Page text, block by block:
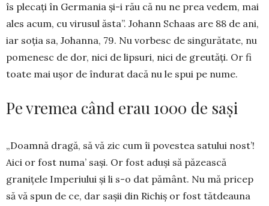
îs plecați în Germania și-i rău că nu ne prea vedem, mai
ales acum, cu virusul ăsta”. Johann Schaas are 88 de ani,
iar soția sa, Jo­hanna, 79. Nu vorbesc de singurătate, nu
po­menesc de dor, nici de lipsuri, nici de greutăți. Or fi
toate mai ușor de îndurat dacă nu le spui pe nume.
Pe vremea când erau 1000 de sași
„Doamnă dragă, să vă zic cum îi povestea satului nost’!
Aici or fost numa’ sași. Or fost aduși să păzească
granițele Imperiului și li s-o dat pământ. Nu mă pricep
să vă spun de ce, dar sașii din Richiș or fost tătdeauna